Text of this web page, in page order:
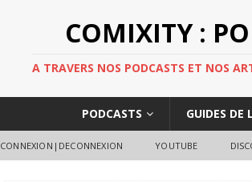
COMIXITY :
A TRAVERS NOS PODCASTS ET NOS
PODCASTS GUIDES DE
CONNEXION|DECONNEXION YOUTUBE